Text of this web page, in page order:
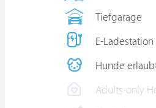
Tiefgarage
E-Ladestation
Hunde
Adults-only